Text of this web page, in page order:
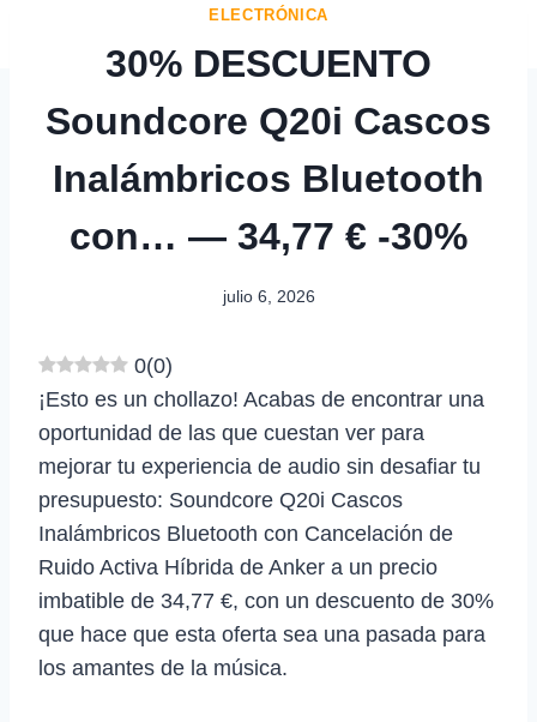
ELECTRÓNICA
30% DESCUENTO
Soundcore Q20i Cascos
Inalámbricos Bluetooth
con… — 34,77 € -30%
julio 6, 2026
0(0)
¡Esto es un chollazo! Acabas de encontrar una
oportunidad de las que cuestan ver para
mejorar tu experiencia de audio sin desafiar tu
presupuesto: Soundcore Q20i Cascos
Inalámbricos Bluetooth con Cancelación de
Ruido Activa Híbrida de Anker a un precio
imbatible de 34,77 €, con un descuento de 30%
que hace que esta oferta sea una pasada para
los amantes de la música.